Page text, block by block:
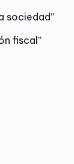
sociedad”
fiscal”